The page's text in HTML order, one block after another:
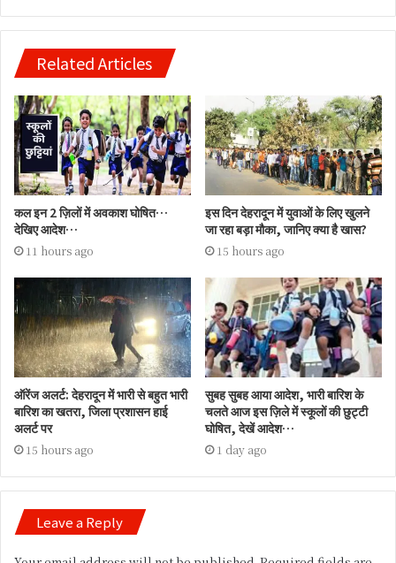
Related Articles
कल इन 2 ज़िलों में अवकाश घोषित…
देखिए आदेश…
11 hours ago
इस दिन देहरादून में युवाओं के लिए खुलने
जा रहा बड़ा मौका, जानिए क्या है खास?
15 hours ago
ऑरेंज अलर्ट: देहरादून में भारी से बहुत भारी
बारिश का खतरा, जिला प्रशासन हाई
अलर्ट पर
15 hours ago
सुबह सुबह आया आदेश, भारी बारिश के
चलते आज इस ज़िले में स्कूलों की छुट्टी
घोषित, देखें आदेश…
1 day ago
Leave a Reply